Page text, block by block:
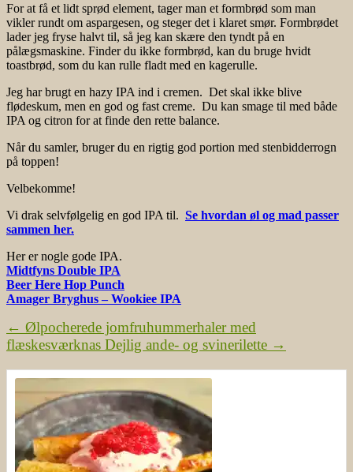
For at få et lidt sprød element, tager man et formbrød som man
vikler rundt om aspargesen, og steger det i klaret smør. Formbrødet
lader jeg fryse halvt til, så jeg kan skære den tyndt på en
pålægsmaskine. Finder du ikke formbrød, kan du bruge hvidt
toastbrød, som du kan rulle fladt med en kagerulle.
Jeg har brugt en hazy IPA ind i cremen. Det skal ikke blive
flødeskum, men en god og fast creme. Du kan smage til med både
IPA og citron for at finde den rette balance.
Når du samler, bruger du en rigtig god portion med stenbidderrogn
på toppen!
Velbekomme!
Vi drak selvfølgelig en god IPA til. Se hvordan øl og mad passer
sammen her.
Her er nogle gode IPA.
Midtfyns Double IPA
Beer Here Hop Punch
Amager Bryghus – Wookiee IPA
← Ølpocherede jomfruhummerhaler med
flæskesværknas Dejlig ande- og svinerilette →